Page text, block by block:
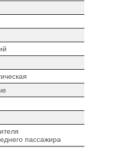
пассажира